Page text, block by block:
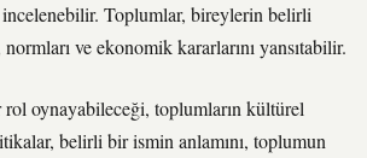
Toplumlar, bireylerin belirli
ve ekonomik kararlarını yansıtabilir.
rol oynayabileceği, toplumların kültürel
belirli bir ismin anlamını, toplumun